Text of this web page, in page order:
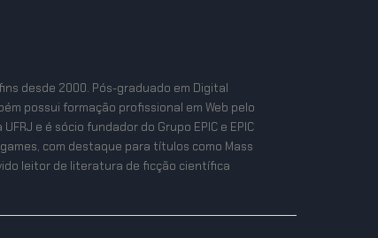
desde 2000. Pós-graduado em Digital
possui formação profissional em Web pelo
e é sócio fundador do Grupo EPIC e EPIC
com destaque para títulos como Mass
leitor de literatura de ficção científica